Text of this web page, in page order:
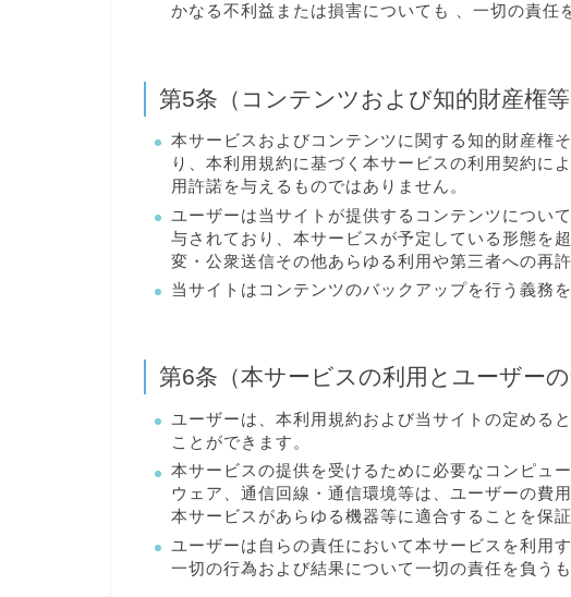
かなる不利益または損害についても 、一切の責任
第5条（コンテンツおよび知的財産権等
本サービスおよびコンテンツに関する知的財産権
り、本利用規約に基づく本サービスの利用契約に
用許諾を与えるものではありません。
ユーザーは当サイトが提供するコンテンツについ
与されており、本サービスが予定している形態を
変・公衆送信その他あらゆる利用や第三者への再
当サイトはコンテンツのバックアップを行う義務
第6条（本サービスの利用とユーザーの
ユーザーは、本利用規約および当サイトの定める
ことができます。
本サービスの提供を受けるために必要なコンピュ
ウェア、通信回線・通信環境等は、ユーザーの費
本サービスがあらゆる機器等に適合することを保
ユーザーは自らの責任において本サービスを利用
一切の行為および結果について一切の責任を負うも